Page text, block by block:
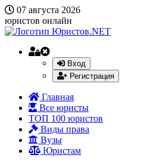
07 августа 2026
юристов онлайн
Вход
Регистрация
Главная
Все юристы
ТОП 100 юристов
Виды права
Вузы
Юристам